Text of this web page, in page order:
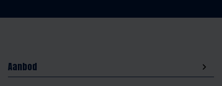
Aanbod